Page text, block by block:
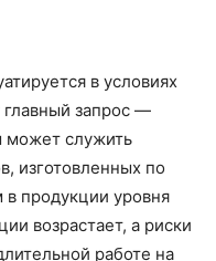
в условиях
запрос —
может служить
изготовленных по
в продукции уровня
возрастает, а риски
работе на